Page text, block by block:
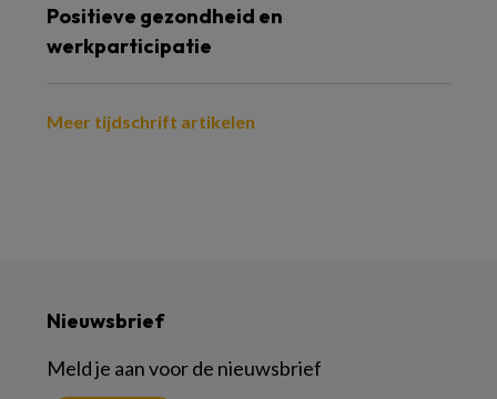
Positieve gezondheid en
werkparticipatie
Meer tijdschrift artikelen
Nieuwsbrief
Meld je aan voor de nieuwsbrief